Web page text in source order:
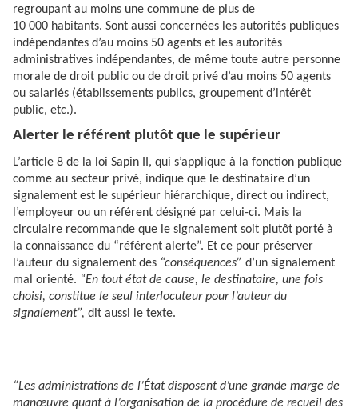
regroupant au moins une commune de plus de
10 000 habitants. Sont aussi concernées les autorités publiques
indépendantes d’au moins 50 agents et les autorités
administratives indépendantes, de même toute autre personne
morale de droit public ou de droit privé d’au moins 50 agents
ou salariés (établissements publics, groupement d’intérêt
public, etc.).
Alerter le référent plutôt que le supérieur
L’article 8 de la loi Sapin II, qui s’applique à la fonction publique
comme au secteur privé, indique que le destinataire d’un
signalement est le supérieur hiérarchique, direct ou indirect,
l’employeur ou un référent désigné par celui-ci. Mais la
circulaire recommande que le signalement soit plutôt porté à
la connaissance du “référent alerte”. Et ce pour préserver
l’auteur du signalement des “conséquences” d’un signalement
mal orienté. “En tout état de cause, le destinataire, une fois
choisi, constitue le seul interlocuteur pour l’auteur du
signalement”, dit aussi le texte.
“Les administrations de l’État disposent d’une grande marge de
manœuvre quant à l’organisation de la procédure de recueil des